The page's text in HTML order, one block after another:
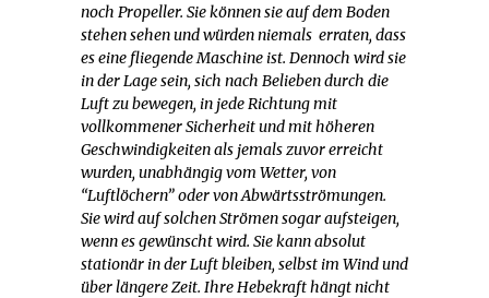
noch Propeller. Sie können sie auf dem Boden
stehen sehen und würden niemals erraten, dass
es eine fliegende Maschine ist. Dennoch wird sie
in der Lage sein, sich nach Belieben durch die
Luft zu bewegen, in jede Richtung mit
vollkommener Sicherheit und mit höheren
Geschwindigkeiten als jemals zuvor erreicht
wurden, unabhängig vom Wetter, von
“Luftlöchern” oder von Abwärtsströmungen.
Sie wird auf solchen Strömen sogar aufsteigen,
wenn es gewünscht wird. Sie kann absolut
stationär in der Luft bleiben, selbst im Wind und
über längere Zeit. Ihre Hebekraft hängt nicht